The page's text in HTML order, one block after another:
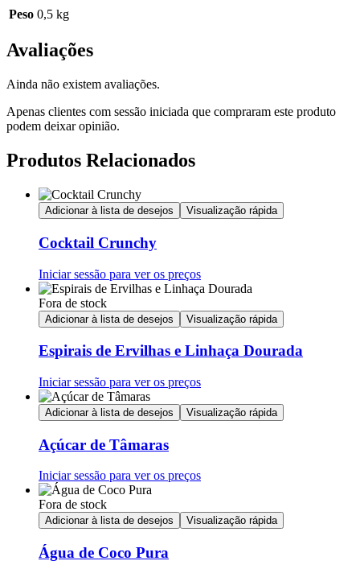
Peso 0,5 kg
Avaliações
Ainda não existem avaliações.
Apenas clientes com sessão iniciada que compraram este produto
podem deixar opinião.
Produtos Relacionados
Adicionar à lista de desejos Visualização rápida
Cocktail Crunchy
Iniciar sessão para ver os preços
Fora de stock
Adicionar à lista de desejos Visualização rápida
Espirais de Ervilhas e Linhaça Dourada
Iniciar sessão para ver os preços
Adicionar à lista de desejos Visualização rápida
Açúcar de Tâmaras
Iniciar sessão para ver os preços
Fora de stock
Adicionar à lista de desejos Visualização rápida
Água de Coco Pura